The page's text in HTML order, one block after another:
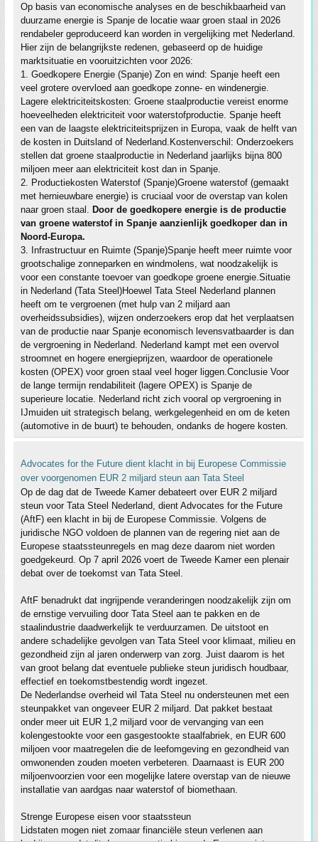
Op basis van economische analyses en de beschikbaarheid van
duurzame energie is Spanje de locatie waar groen staal in 2026
rendabeler geproduceerd kan worden in vergelijking met Nederland.
Hier zijn de belangrijkste redenen, gebaseerd op de huidige
marktsituatie en vooruitzichten voor 2026:
1. Goedkopere Energie (Spanje) Zon en wind: Spanje heeft een
veel grotere overvloed aan goedkope zonne- en windenergie.
Lagere elektriciteitskosten: Groene staalproductie vereist enorme
hoeveelheden elektriciteit voor waterstofproductie. Spanje heeft
een van de laagste elektriciteitsprijzen in Europa, vaak de helft van
de kosten in Duitsland of Nederland.Kostenverschil: Onderzoekers
stellen dat groene staalproductie in Nederland jaarlijks bijna 800
miljoen meer aan elektriciteit kost dan in Spanje.
2. Productiekosten Waterstof (Spanje)Groene waterstof (gemaakt
met hernieuwbare energie) is cruciaal voor de overstap van kolen
naar groen staal.
Door de goedkopere energie is de productie
van groene waterstof in Spanje aanzienlijk goedkoper dan in
Noord-Europa.
3. Infrastructuur en Ruimte (Spanje)Spanje heeft meer ruimte voor
grootschalige zonneparken en windmolens, wat noodzakelijk is
voor een constante toevoer van goedkope groene energie.Situatie
in Nederland (Tata Steel)Hoewel Tata Steel Nederland plannen
heeft om te vergroenen (met hulp van 2 miljard aan
overheidssubsidies), wijzen onderzoekers erop dat het verplaatsen
van de productie naar Spanje economisch levensvatbaarder is dan
de vergroening in Nederland. Nederland kampt met een overvol
stroomnet en hogere energieprijzen, waardoor de operationele
kosten (OPEX) voor groen staal veel hoger liggen.Conclusie Voor
de lange termijn rendabiliteit (lagere OPEX) is Spanje de
superieure locatie. Nederland richt zich vooral op vergroening in
IJmuiden uit strategisch belang, werkgelegenheid en om de keten
(automotive in de buurt) te behouden, ondanks de hogere kosten.
Advocates for the Future dient klacht in bij Europese Commissie
over voorgenomen EUR 2 miljard steun aan Tata Steel
Op de dag dat de Tweede Kamer debateert over EUR 2 miljard
steun voor Tata Steel Nederland, dient Advocates for the Future
(AftF) een klacht in bij de Europese Commissie. Volgens de
juridische NGO voldoen de plannen van de regering niet aan de
Europese staatssteunregels en mag deze daarom niet worden
goedgekeurd. Op 7 april 2026 voert de Tweede Kamer een plenair
debat over de toekomst van Tata Steel.
AftF benadrukt dat ingrijpende veranderingen noodzakelijk zijn om
de ernstige vervuiling door Tata Steel aan te pakken en de
staalindustrie daadwerkelijk te verduurzamen. De uitstoot en
andere schadelijke gevolgen van Tata Steel voor klimaat, milieu en
gezondheid zijn al jaren onderwerp van zorg. Juist daarom is het
van groot belang dat eventuele publieke steun juridisch houdbaar,
effectief en toekomstbestendig wordt ingezet.
De Nederlandse overheid wil Tata Steel nu ondersteunen met een
steunpakket van ongeveer EUR 2 miljard. Dat pakket bestaat
onder meer uit EUR 1,2 miljard voor de vervanging van een
kolengestookte voor een gasgestookte staalfabriek, en EUR 600
miljoen voor maatregelen die de leefomgeving en gezondheid van
omwonenden zouden moeten verbeteren. Daarnaast is EUR 200
miljoenvoorzien voor een mogelijke latere overstap van de nieuwe
installatie van aardgas naar waterstof of biomethaan.
Strenge Europese eisen voor staatssteun
Lidstaten mogen niet zomaar financiële steun verlenen aan
bedrijven, omdat dit de concurrentie binnen de Europese interne